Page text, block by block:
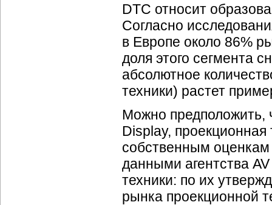
DTC относит
Согласно
в Европе около 86%
доля этого сегмента
абсолютное
техники) растет
Можно предположить,
Display,
собственным
данными агентства
техники: по их
рынка проекционной